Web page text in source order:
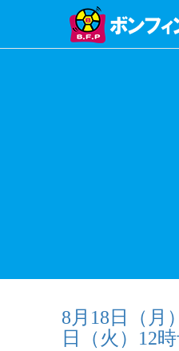
8月18日（月
日（火）12